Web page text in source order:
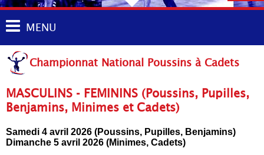
MENU
Championnat National Poussins à Cadets
MASCULINS - FEMININS (Poussins, Pupilles,
Benjamins, Minimes et Cadets)
Samedi 4 avril 2026 (Poussins, Pupilles, Benjamins)
Dimanche 5 avril 2026 (Minimes, Cadets)